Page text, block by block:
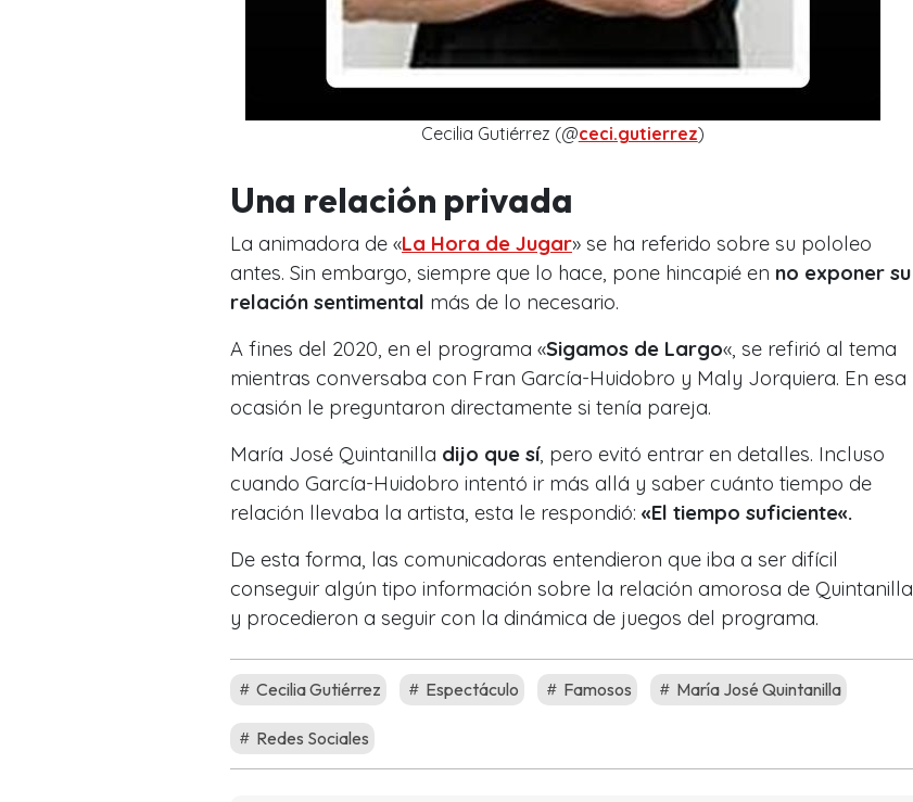
Cecilia Gutiérrez (@ceci.gutierrez)
Una relación privada
La animadora de «La Hora de Jugar» se ha referido sobre su pololeo
antes. Sin embargo, siempre que lo hace, pone hincapié en no exponer su
relación sentimental más de lo necesario.
A fines del 2020, en el programa «Sigamos de Largo«, se refirió al tema
mientras conversaba con Fran García-Huidobro y Maly Jorquiera. En esa
ocasión le preguntaron directamente si tenía pareja.
María José Quintanilla dijo que sí, pero evitó entrar en detalles. Incluso
cuando García-Huidobro intentó ir más allá y saber cuánto tiempo de
relación llevaba la artista, esta le respondió: «El tiempo suficiente«.
De esta forma, las comunicadoras entendieron que iba a ser difícil
conseguir algún tipo información sobre la relación amorosa de Quintanilla
y procedieron a seguir con la dinámica de juegos del programa.
Cecilia Gutiérrez Espectáculo Famosos María José Quintanilla
Redes Sociales